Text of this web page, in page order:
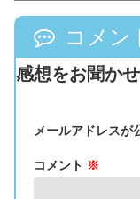
コメン
感想をお聞か
メールアドレスが
コメント ※